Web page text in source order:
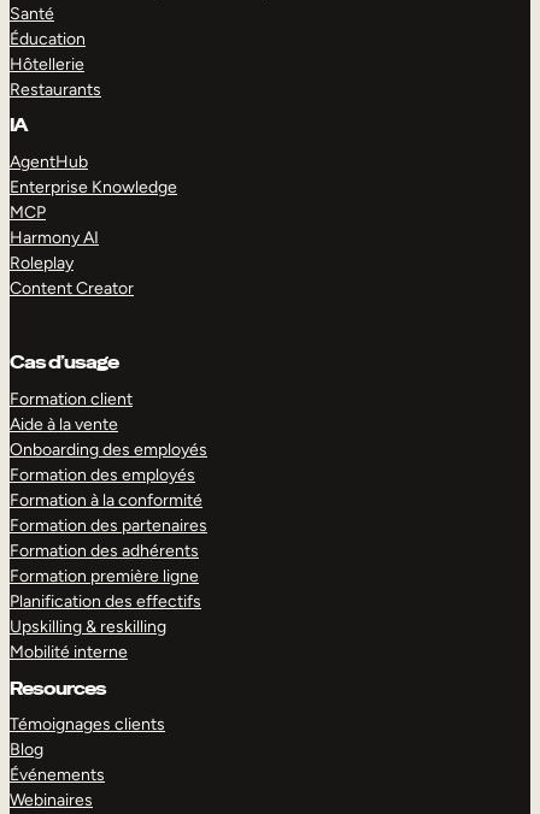
Santé
Éducation
Hôtellerie
Restaurants
IA
AgentHub
Enterprise Knowledge
MCP
Harmony AI
Roleplay
Content Creator
Cas d’usage
Formation client
Aide à la vente
Onboarding des employés
Formation des employés
Formation à la conformité
Formation des partenaires
Formation des adhérents
Formation première ligne
Planification des effectifs
Upskilling & reskilling
Mobilité interne
Resources
Témoignages clients
Blog
Événements
Webinaires